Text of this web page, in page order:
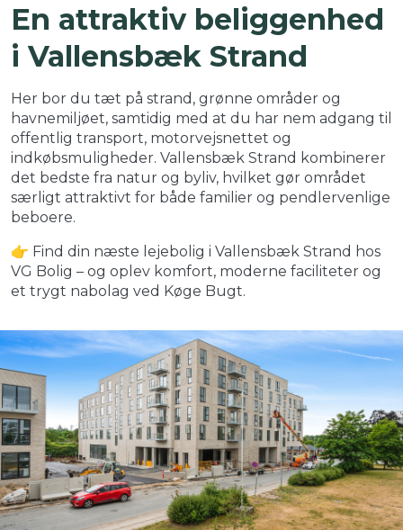
En attraktiv beliggenhed
i Vallensbæk Strand
Her bor du tæt på strand, grønne områder og
havnemiljøet, samtidig med at du har nem adgang til
offentlig transport, motorvejsnettet og
indkøbsmuligheder. Vallensbæk Strand kombinerer
det bedste fra natur og byliv, hvilket gør området
særligt attraktivt for både familier og pendlervenlige
beboere.
👉 Find din næste lejebolig i Vallensbæk Strand hos
VG Bolig – og oplev komfort, moderne faciliteter og
et trygt nabolag ved Køge Bugt.